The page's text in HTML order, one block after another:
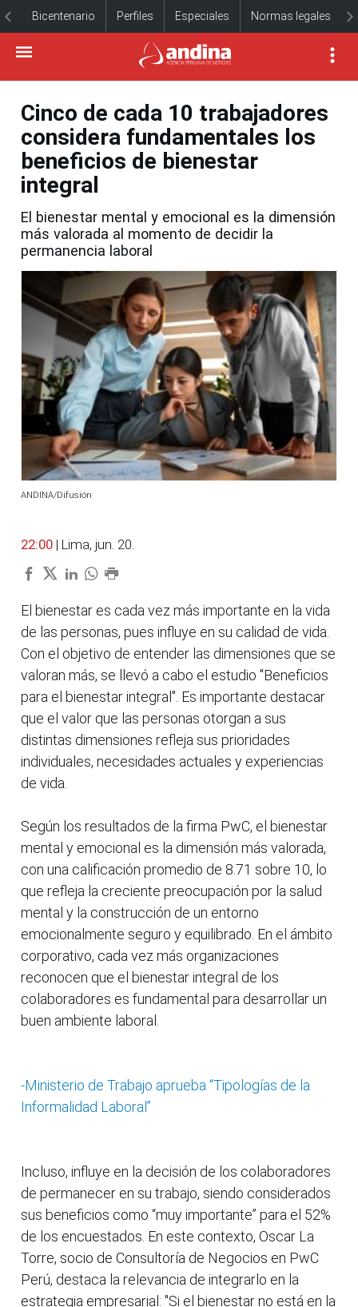
Bicentenario Perfiles Especiales Normas legales
Cinco de cada 10 trabajadores
considera fundamentales los
beneficios de bienestar
integral
El bienestar mental y emocional es la dimensión
más valorada al momento de decidir la
permanencia laboral
ANDINA/Difusión
22:00 | Lima, jun. 20.
El bienestar es cada vez más importante en la vida
de las personas, pues influye en su calidad de vida.
Con el objetivo de entender las dimensiones que se
valoran más, se llevó a cabo el estudio "Beneficios
para el bienestar integral". Es importante destacar
que el valor que las personas otorgan a sus
distintas dimensiones refleja sus prioridades
individuales, necesidades actuales y experiencias
de vida.
Según los resultados de la firma PwC, el bienestar
mental y emocional es la dimensión más valorada,
con una calificación promedio de 8.71 sobre 10, lo
que refleja la creciente preocupación por la salud
mental y la construcción de un entorno
emocionalmente seguro y equilibrado. En el ámbito
corporativo, cada vez más organizaciones
reconocen que el bienestar integral de los
colaboradores es fundamental para desarrollar un
buen ambiente laboral.
-Ministerio de Trabajo aprueba “Tipologías de la
Informalidad Laboral”
Incluso, influye en la decisión de los colaboradores
de permanecer en su trabajo, siendo considerados
sus beneficios como “muy importante” para el 52%
de los encuestados. En este contexto, Oscar La
Torre, socio de Consultoría de Negocios en PwC
Perú, destaca la relevancia de integrarlo en la
estrategia empresarial: "Si el bienestar no está en la